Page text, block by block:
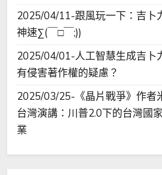
2025/04/11-跟風玩一下：吉卜
神速∑(￣□￣;))
2025/04/01-人工智慧生成吉卜
有侵害著作權的疑慮？
2025/03/25-《晶片戰爭》作者
台灣演講：川普2.0下的台灣國
業